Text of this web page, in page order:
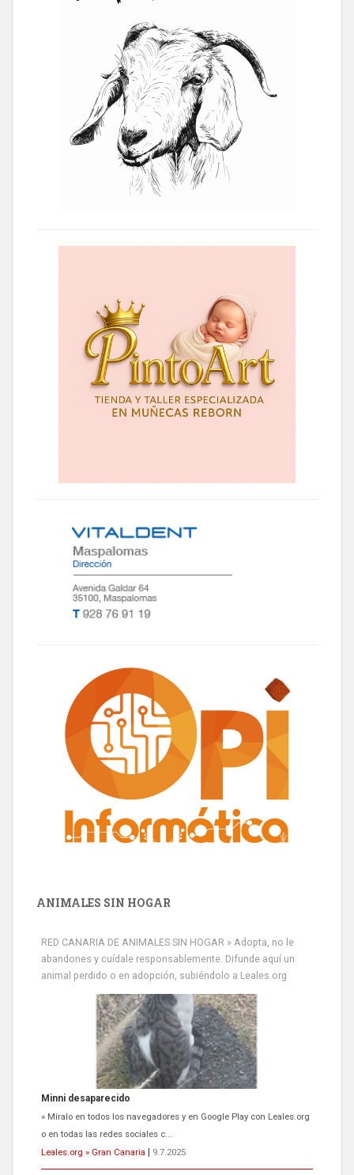
ANIMALES SIN HOGAR
RED CANARIA DE ANIMALES SIN HOGAR » Adopta, no le
abandones y cuídale responsablemente. Difunde aquí un
animal perdido o en adopción, subiéndolo a Leales.org
Minni desaparecido
» Míralo en todos los navegadores y en Google Play con Leales.org
o en todas las redes sociales c...
Leales.org » Gran Canaria
9.7.2025